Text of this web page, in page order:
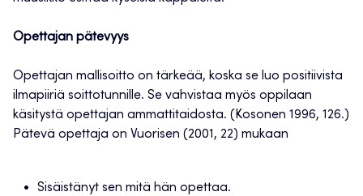
Opettajan pätevyys
Opettajan mallisoitto on tärkeää, koska se luo positiivista
ilmapiiriä soittotunnille. Se vahvistaa myös oppilaan
käsitystä opettajan ammattitaidosta. (Kosonen 1996, 126.)
Pätevä opettaja on Vuorisen (2001, 22) mukaan
Sisäistänyt sen mitä hän opettaa.